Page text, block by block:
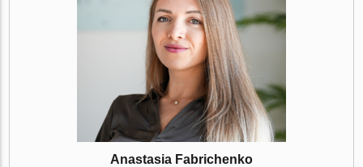
Anastasia Fabrichenko